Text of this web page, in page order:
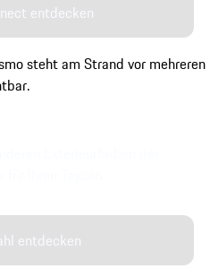
entdecken
entdecken